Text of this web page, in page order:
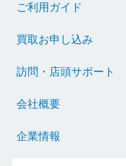
ご利用ガイド
買取お申し込み
訪問・店頭サポート
会社概要
企業情報